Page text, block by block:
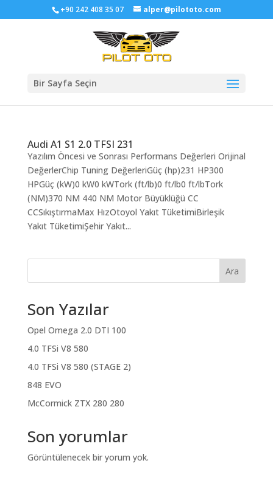
+90 242 408 35 07 alper@pilototo.com
Bir Sayfa Seçin
Audi A1 S1 2.0 TFSI 231
Yazılım Öncesi ve Sonrası Performans Değerleri Orijinal
DeğerlerChip Tuning DeğerleriGüç (hp)231 HP300
HPGüç (kW)0 kW0 kWTork (ft/lb)0 ft/lb0 ft/lbTork
(NM)370 NM 440 NM Motor Büyüklüğü CC
CCSıkıştırmaMax HızOtoyol Yakıt TüketimiBirleşik
Yakıt TüketimiŞehir Yakıt...
Ara
Son Yazılar
Opel Omega 2.0 DTI 100
4.0 TFSi V8 580
4.0 TFSi V8 580 (STAGE 2)
848 EVO
McCormick ZTX 280 280
Son yorumlar
Görüntülenecek bir yorum yok.